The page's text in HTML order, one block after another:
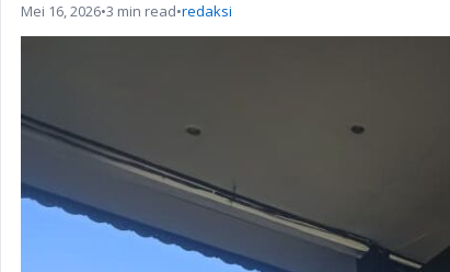
Mei 16, 2026•3 min read•redaksi